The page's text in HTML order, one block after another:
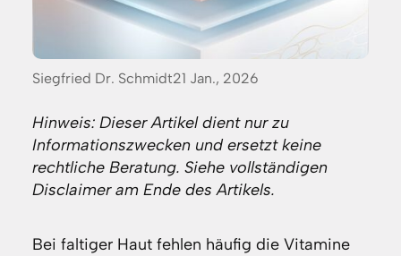
Posted
Siegfried Dr. Schmidt21 Jan., 2026
Hinweis: Dieser Artikel dient nur zu
Informationszwecken und ersetzt keine
rechtliche Beratung. Siehe vollständigen
Disclaimer am Ende des Artikels.
Bei faltiger Haut fehlen häufig die Vitamine